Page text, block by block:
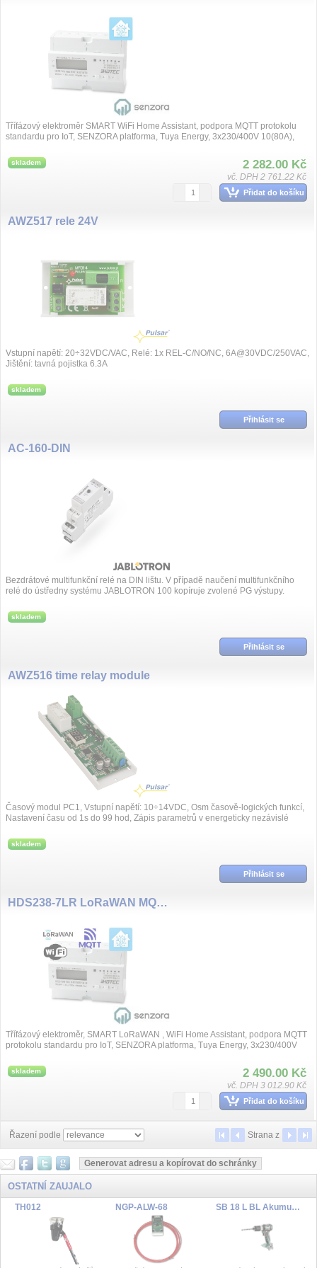
Třífázový elektroměr SMART WiFi Home Assistant, podpora MQTT protokolu
standardu pro IoT, SENZORA platforma, Tuya Energy, 3x230/400V 10(80A),
skladem 2 282.00 Kč
vč. DPH 2 761.22 Kč
Přidat do košíku
AWZ517 rele 24V
Vstupní napětí: 20÷32VDC/VAC, Relé: 1x REL-C/NO/NC, 6A@30VDC/250VAC,
Jištění: tavná pojistka 6.3A
skladem
Přihlásit se
AC-160-DIN
Bezdrátové multifunkční relé na DIN lištu. V případě naučení multifunkčního
relé do ústředny systému JABLOTRON 100 kopíruje zvolené PG výstupy.
skladem
Přihlásit se
AWZ516 time relay module
Časový modul PC1, Vstupní napětí: 10÷14VDC, Osm časově-logických funkcí,
Nastavení času od 1s do 99 hod, Zápis parametrů v energeticky nezávislé
skladem
Přihlásit se
HDS238-7LR LoRaWAN MQTT, SENZORA WiFi třífázový elektroměr, 3X230/400V 80A, LCD display
Třífázový elektroměr, SMART LoRaWAN , WiFi Home Assistant, podpora MQTT
protokolu standardu pro IoT, SENZORA platforma, Tuya Energy, 3x230/400V
skladem 2 490.00 Kč
vč. DPH 3 012.90 Kč
Přidat do košíku
Řazení podle Strana z
OSTATNÍ ZAUJALO
TH012 NGP-ALW-68 SB 18 L BL Akumulátorová příklepová vrtačka